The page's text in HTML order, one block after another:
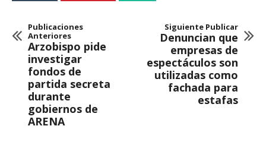
Publicaciones
Anteriores
Arzobispo pide
investigar
fondos de
partida secreta
durante
gobiernos de
ARENA
Siguiente Publicar
Denuncian que
empresas de
espectáculos son
utilizadas como
fachada para
estafas